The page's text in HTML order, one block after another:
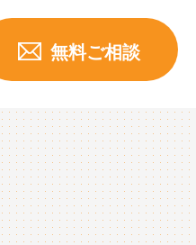
無料ご相談